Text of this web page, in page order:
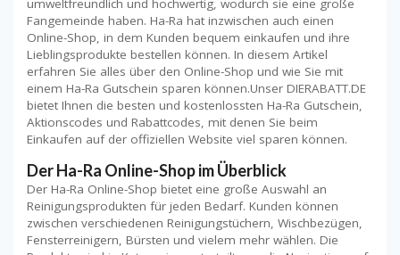
umweltfreundlich und hochwertig, wodurch sie eine große
Fangemeinde haben. Ha-Ra hat inzwischen auch einen
Online-Shop, in dem Kunden bequem einkaufen und ihre
Lieblingsprodukte bestellen können. In diesem Artikel
erfahren Sie alles über den Online-Shop und wie Sie mit
einem Ha-Ra Gutschein sparen können.Unser DIERABATT.DE
bietet Ihnen die besten und kostenlossten Ha-Ra Gutschein,
Aktionscodes und Rabattcodes, mit denen Sie beim
Einkaufen auf der offiziellen Website viel sparen können.
Der Ha-Ra Online-Shop im Überblick
Der Ha-Ra Online-Shop bietet eine große Auswahl an
Reinigungsprodukten für jeden Bedarf. Kunden können
zwischen verschiedenen Reinigungstüchern, Wischbezügen,
Fensterreinigern, Bürsten und vielem mehr wählen. Die